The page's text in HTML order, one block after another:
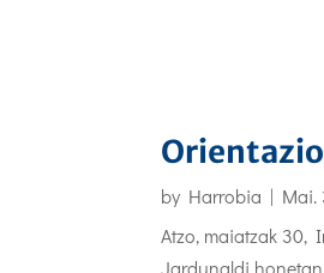
by Harrobia | Mai.
Atzo, maiatzak 30,